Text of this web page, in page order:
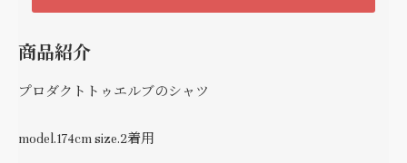
商品紹介
プロダクトトゥエルブのシャツ
model.174cm size.2着用